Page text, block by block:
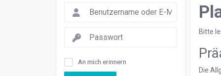
Bitte
Die
An mich erinnern